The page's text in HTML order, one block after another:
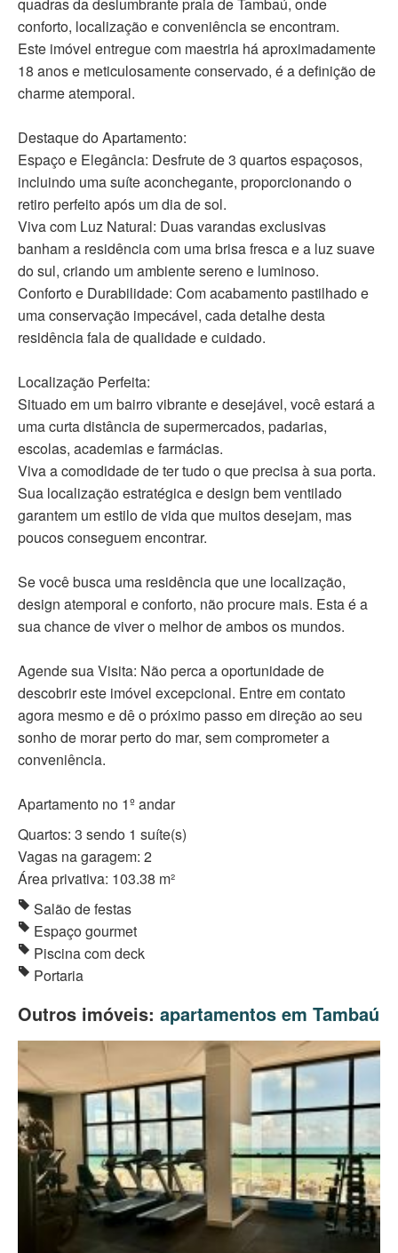
quadras da deslumbrante praia de Tambaú, onde
conforto, localização e conveniência se encontram.
Este imóvel entregue com maestria há aproximadamente
18 anos e meticulosamente conservado, é a definição de
charme atemporal.
Destaque do Apartamento:
Espaço e Elegância: Desfrute de 3 quartos espaçosos,
incluindo uma suíte aconchegante, proporcionando o
retiro perfeito após um dia de sol.
Viva com Luz Natural: Duas varandas exclusivas
banham a residência com uma brisa fresca e a luz suave
do sul, criando um ambiente sereno e luminoso.
Conforto e Durabilidade: Com acabamento pastilhado e
uma conservação impecável, cada detalhe desta
residência fala de qualidade e cuidado.
Localização Perfeita:
Situado em um bairro vibrante e desejável, você estará a
uma curta distância de supermercados, padarias,
escolas, academias e farmácias.
Viva a comodidade de ter tudo o que precisa à sua porta.
Sua localização estratégica e design bem ventilado
garantem um estilo de vida que muitos desejam, mas
poucos conseguem encontrar.
Se você busca uma residência que une localização,
design atemporal e conforto, não procure mais. Esta é a
sua chance de viver o melhor de ambos os mundos.
Agende sua Visita: Não perca a oportunidade de
descobrir este imóvel excepcional. Entre em contato
agora mesmo e dê o próximo passo em direção ao seu
sonho de morar perto do mar, sem comprometer a
conveniência.
Apartamento no 1º andar
Quartos: 3 sendo 1 suíte(s)
Vagas na garagem: 2
Área privativa: 103.38 m²
Salão de festas
Espaço gourmet
Piscina com deck
Portaria
Outros imóveis: apartamentos em Tambaú